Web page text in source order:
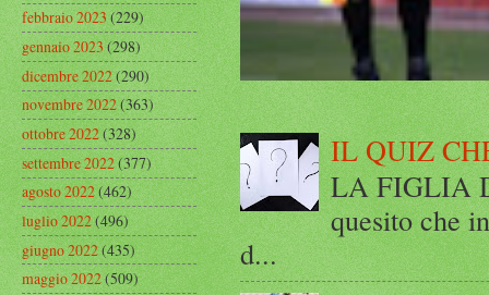
IL QUIZ
LA FIGLIA
quesito che
d...
febbraio 2023(229)
gennaio 2023(298)
dicembre 2022(290)
novembre 2022(363)
ottobre 2022(328)
settembre 2022(377)
agosto 2022(462)
luglio 2022(496)
giugno 2022(435)
maggio 2022(509)